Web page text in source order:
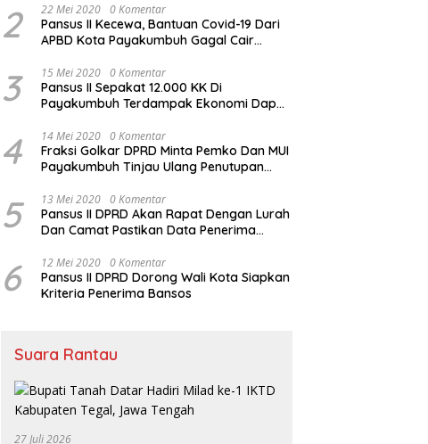
2 22 Mei 2020 0 Komentar
Pansus II Kecewa, Bantuan Covid-19 Dari
APBD Kota Payakumbuh Gagal Cair
3 15 Mei 2020 0 Komentar
Pansus II Sepakat 12.000 KK Di
Payakumbuh Terdampak Ekonomi Dapat
4 14 Mei 2020 0 Komentar
Fraksi Golkar DPRD Minta Pemko Dan MUI
Payakumbuh Tinjau Ulang Penutupan
5 13 Mei 2020 0 Komentar
Pansus II DPRD Akan Rapat Dengan Lurah
Dan Camat Pastikan Data Penerima
6 12 Mei 2020 0 Komentar
Pansus II DPRD Dorong Wali Kota Siapkan
Kriteria Penerima Bansos
Suara Rantau
27 Juli 2026